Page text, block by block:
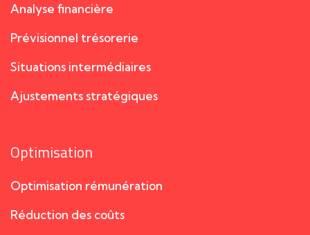
Analyse financière
Prévisionnel trésorerie
Situations intermédiaires
Ajustements stratégiques
Optimisation
Optimisation rémunération
Réduction des coûts